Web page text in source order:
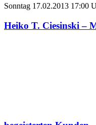
Sonntag 17.02.2013 17:00
Heiko T. Ciesinski –